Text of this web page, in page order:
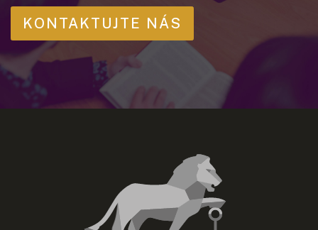
KONTAKTUJTE NÁS